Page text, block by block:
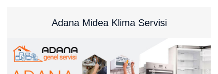
Adana Midea Klima Servisi